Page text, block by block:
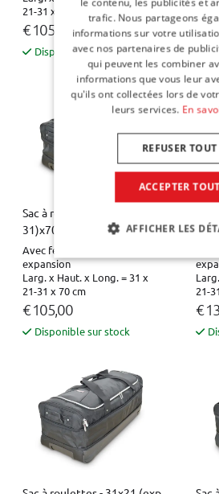
21-31 x 60 cm
€ 105,00
Disponible sur stock
21-
€
Sac à roulettes - 31x21 (exp.
31)x70
Avec fermeture éclair à
expansion
Larg. x Haut. x Long. = 31 x
21-31 x 70 cm
€ 105,00
Disponible sur stock
21-
€
trafic. Nous partageons
informations sur votre
avec nos partenaires de
qui peuvent les combiner
informations que vous leur
qu'ils ont collectées lors de
leurs services. En
ACCEPTER
REFUSER TOUT
AFFICHER LES